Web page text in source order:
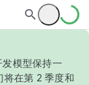
模型保持一
在第 2 季度和